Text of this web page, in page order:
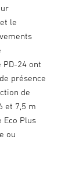
le
PD-24 ont
présence
de
et 7,5 m
Eco Plus
ou